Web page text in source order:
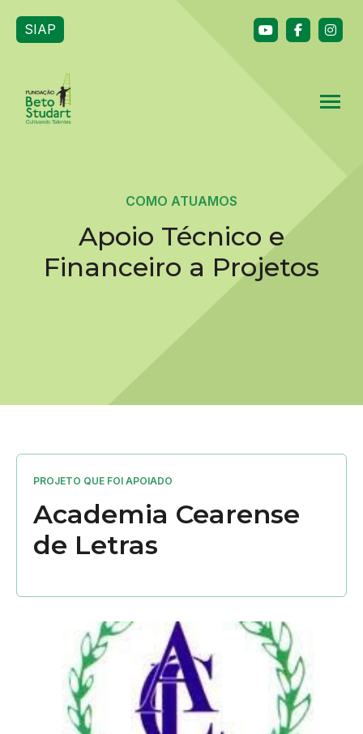
SIAP
COMO ATUAMOS
Apoio Técnico e
Financeiro a Projetos
PROJETO QUE FOI APOIADO
Academia Cearense
de Letras